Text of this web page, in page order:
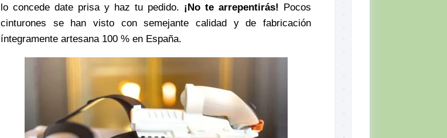
lo concede date prisa y haz tu pedido. ¡No te arrepentirás! Pocos
cinturones se han visto con semejante calidad y de fabricación
íntegramente artesana 100 % en España.